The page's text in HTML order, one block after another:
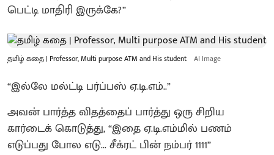
பெட்டி மாதிரி இருக்கே?”
தமிழ் கதை | Professor, Multi purpose ATM and His student AI Image
“இல்லே மல்ட்டி பர்ப்பஸ் ஏ.டி.எம்..”
அவன் பார்த்த விதத்தைப் பார்த்து ஒரு சிறிய
கார்டைக் கொடுத்து, “இதை ஏ.டி.எம்மில் பணம்
எடுப்பது போல எடு... சீக்ரட் பின் நம்பர் 1111”